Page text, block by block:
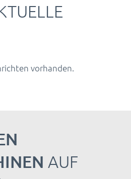
vorhanden.
AUF